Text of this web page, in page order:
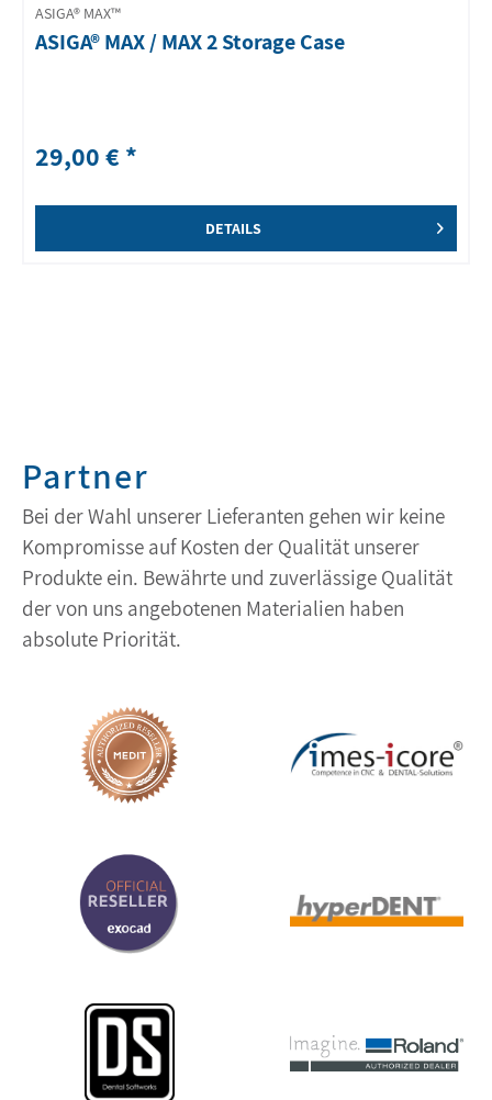
ASIGA® MAX™
ASIGA® MAX / MAX 2 Storage Case
29,00 € *
DETAILS
Partner
Bei der Wahl unserer Lieferanten gehen wir keine
Kompromisse auf Kosten der Qualität unserer
Produkte ein. Bewährte und zuverlässige Qualität
der von uns angebotenen Materialien haben
absolute Priorität.